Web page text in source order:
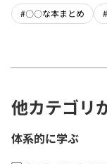
#〇〇な本まとめ
他カテゴリ
体系的に学ぶ